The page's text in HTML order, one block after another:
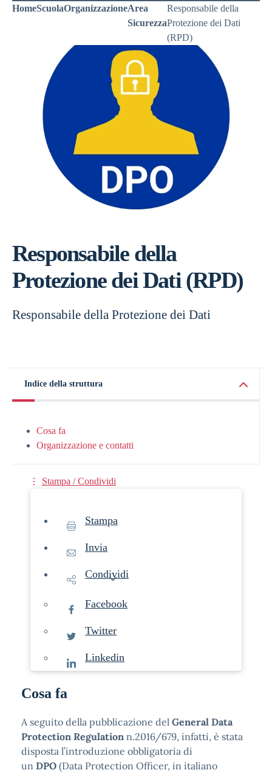
HomeScuolaOrganizzazioneArea
Sicurezza
Responsabile della
Protezione dei Dati
(RPD)
Responsabile della
Protezione dei Dati (RPD)
Responsabile della Protezione dei Dati
Indice della struttura
Cosa fa
Organizzazione e contatti
Stampa / Condividi
Stampa
Invia
Condividi
Facebook
Twitter
Linkedin
Cosa fa
A seguito della pubblicazione del General Data
Protection Regulation n.2016/679, infatti, è stata
disposta l’introduzione obbligatoria di
un DPO (Data Protection Officer, in italiano